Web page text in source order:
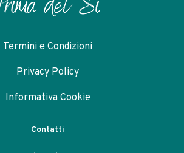
Termini e Condizioni
Privacy Policy
Informativa Cookie
Contatti